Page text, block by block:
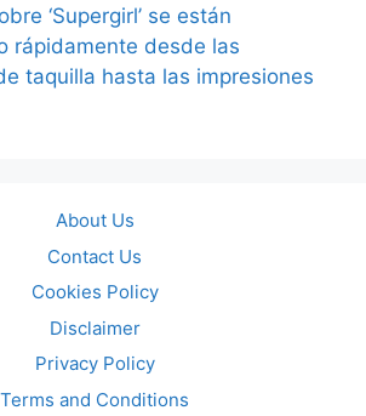
‘Supergirl’ se están
rápidamente desde las
taquilla hasta las impresiones
About Us
Contact Us
Cookies Policy
Disclaimer
Privacy Policy
Terms and Conditions